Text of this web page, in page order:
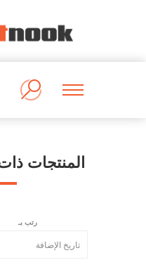
المنتجات
رتب بـ